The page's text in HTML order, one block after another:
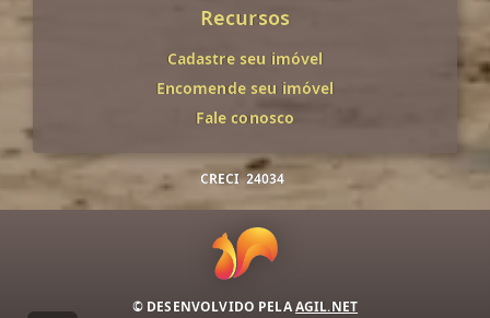
Recursos
Cadastre seu imóvel
Encomende seu imóvel
Fale conosco
CRECI 24034
© DESENVOLVIDO PELAAGIL.NET